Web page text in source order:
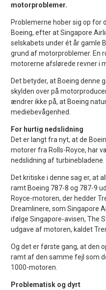
motorproblemer.
Problemerne hober sig op for
Boeing, efter at Singapore
selskabets under ét år gamle
grund af motorproblemer. En
motorerne afslørede revner i
Det betyder, at Boeing denne
skylden over på
ændrer ikke på, at Boeing
mediebevågenhed.
For hurtig nedslidning
Det er langt fra nyt, at de
motorer fra Rolls-Royce, har
nedslidning af turbinebladene.
Det kritiske i denne sag er, at
ramt Boeing 787-8 og 787-9
Royce-motoren, der hedder
Dreamlinere, som Singapore
ifølge Singapore-avisen, The
udgave af motoren, kaldet
Og det er første gang, at den
ramt af den samme fejl som
1000-motoren.
Problematisk og dyrt